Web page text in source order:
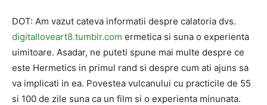
DOT: Am vazut cateva informatii despre calatoria dvs.
digitalloveart8.tumblr.com ermetica si suna o experienta
uimitoare. Asadar, ne puteti spune mai multe despre ce
este Hermetics in primul rand si despre cum ati ajuns sa
va implicati in ea. Povestea vulcanului cu practicile de 55
si 100 de zile suna ca un film si o experienta minunata.